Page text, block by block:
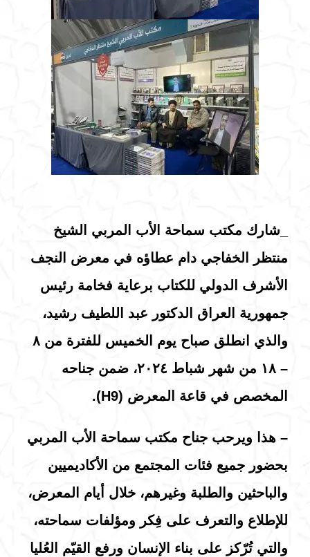
_شارك مكتب سماحة الأب المربي الشيخ
منتظر الخفاجي دام عطاؤه في معرض النجف
الأشرف الدولي للكتاب برعاية فخامة رئيس
جمهورية العراق الدكتور عبد اللطيف رشيد،
والذي انطلق صباح يوم الخميس للفترة من ٨
– ١٨ من شهر شباط ٢٠٢٤، ضمن جناحه
المخصص في قاعة المعرض (H9).
– هذا ويرحب جناح مكتب سماحة الأب المربي
بحضور جميع فئات المجتمع من الأكاديميين
والباحثين والطلبة وغيرهم، خلال أيام المعرض،
للإطلاع والتعرف على فِكر ومؤلفات سماحته،
والتي تُرّكز على بناء الإنسان ورفع القيّم العُليا